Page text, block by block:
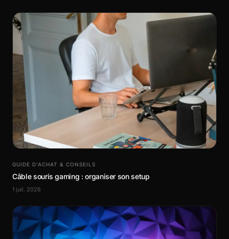
GUIDE D’ACHAT & CONSEILS
Câble souris gaming : organiser son setup
1 juil. 2026